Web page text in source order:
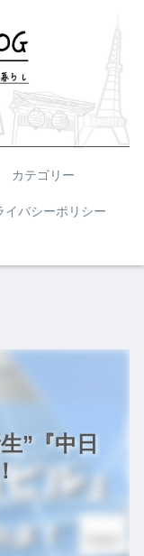
カテゴリー
イバシーポリシー
”『中日